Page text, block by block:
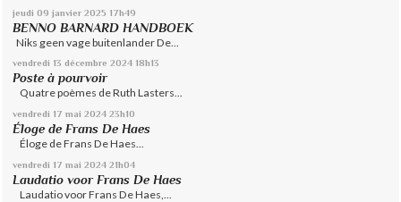
jeudi 09 janvier 2025 17h49
BENNO BARNARD HANDBOEK
Niks geen vage buitenlander De...
vendredi 13 décembre 2024 18h13
Poste à pourvoir
Quatre poèmes de Ruth Lasters...
vendredi 17 mai 2024 23h10
Éloge de Frans De Haes
Éloge de Frans De Haes...
vendredi 17 mai 2024 21h04
Laudatio voor Frans De Haes
Laudatio voor Frans De Haes,...